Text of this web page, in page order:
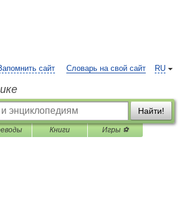
RU
сайт Словарь на свой сайт
Найти!
Книги Игры ⚽